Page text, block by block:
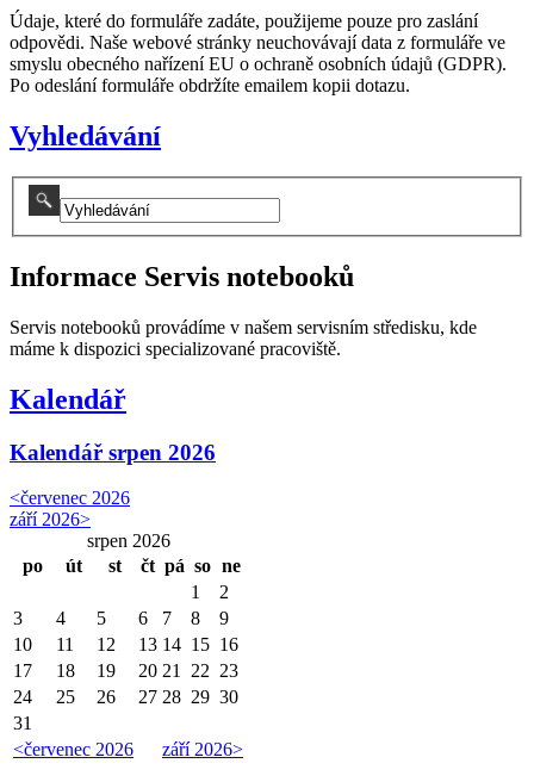
Údaje, které do formuláře zadáte, použijeme pouze pro zaslání
odpovědi. Naše webové stránky neuchovávají data z formuláře ve
smyslu obecného nařízení EU o ochraně osobních údajů (GDPR).
Po odeslání formuláře obdržíte emailem kopii dotazu.
Vyhledávání
Informace Servis notebooků
Servis notebooků provádíme v našem servisním středisku, kde
máme k dispozici specializované pracoviště.
Kalendář
Kalendář srpen 2026
<červenec 2026
září 2026>
srpen 2026
po
út st čt pá so ne
<červenec 2026 září 2026>
1
2
3
4 5 6 7 8
9
10
11 12 13 14 15 16
17
18 19 20 21 22 23
24
25 26 27 28 29 30
31